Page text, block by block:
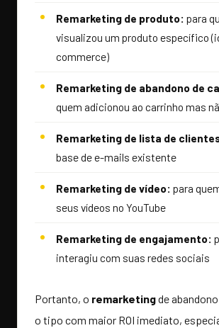
Remarketing de produto: para
visualizou um produto específico
commerce)
Remarketing de abandono de
quem adicionou ao carrinho mas
Remarketing de lista de
base de e-mails existente
Remarketing de vídeo: para
seus vídeos no YouTube
Remarketing de engajamento:
interagiu com suas redes sociais
Portanto, o remarketingde
o tipo com maior ROI imediato,